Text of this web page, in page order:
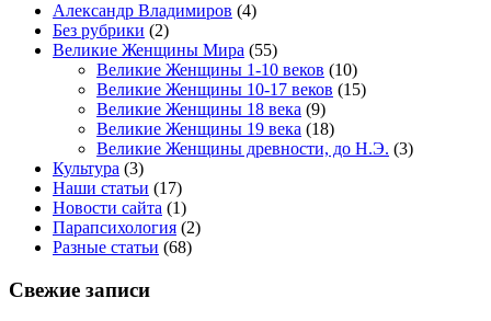
Александр Владимиров (4)
Без рубрики (2)
Великие Женщины Мира (55)
Великие Женщины 1-10 веков (10)
Великие Женщины 10-17 веков (15)
Великие Женщины 18 века (9)
Великие Женщины 19 века (18)
Великие Женщины древности, до Н.Э. (3)
Культура (3)
Наши статьи (17)
Новости сайта (1)
Парапсихология (2)
Разные статьи (68)
Свежие записи